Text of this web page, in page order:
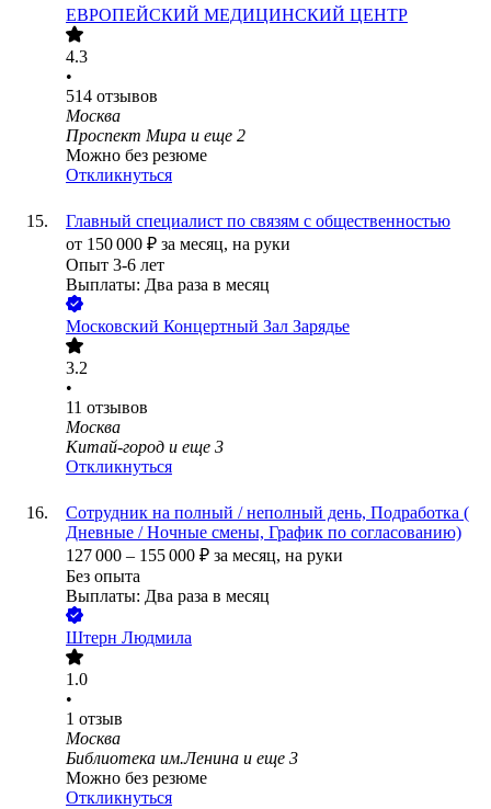
ЕВРОПЕЙСКИЙ МЕДИЦИНСКИЙ ЦЕНТР
4.3
•
514 отзывов
Москва
Проспект Мира и еще 2
Можно без резюме
Откликнуться
Главный специалист по связям с общественностью
от 150 000 ₽ за месяц, на руки
Опыт 3-6 лет
Выплаты: Два раза в месяц
Московский Концертный Зал Зарядье
3.2
•
11 отзывов
Москва
Китай-город и еще 3
Откликнуться
Сотрудник на полный / неполный день, Подработка (
Дневные / Ночные смены, График по согласованию)
127 000 – 155 000 ₽ за месяц, на руки
Без опыта
Выплаты: Два раза в месяц
Штерн Людмила
1.0
•
1 отзыв
Москва
Библиотека им.Ленина и еще 3
Можно без резюме
Откликнуться